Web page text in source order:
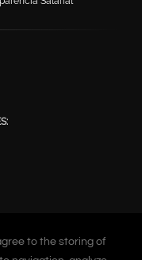
to the storing of